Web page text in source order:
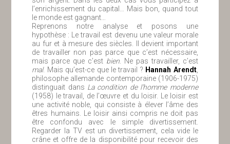
l’enrichissement du capital… Mais bon, quand tout
le monde est gagnant…
Reprenons notre analyse et posons une
hypothèse : Le travail est devenu une valeur morale
au fur et à mesure des siècles. Il devient important
de travailler non pas parce que c’est nécessaire,
mais parce que c’est bien. Ne pas travailler, c’est
mal. Mais qu’est-ce que le travail ? Hannah Arendt,
philosophe allemande contemporaine (1906-1975)
distinguait dans La condition de l’homme moderne
(1958) le travail, de l’œuvre et du loisir. Le loisir est
une activité noble, qui consiste à élever l’âme des
êtres humains. Le loisir ainsi compris ne doit pas
être confondu avec le simple divertissement.
Regarder la TV est un divertissement, cela vide le
crâne et offre de la disponibilité pour recevoir des